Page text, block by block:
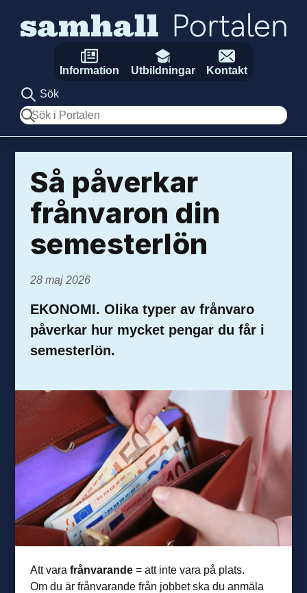
Information Utbildningar
Kontakt
Sök
Sök
Så påverkar
från­varon din
semester­lön
28 maj 2026
EKONOMI. Olika typer av frånvaro
påverkar hur mycket pengar du får i
semesterlön.
Att varafrånvarande = att inte vara på plats.
Om du är frånvarande från jobbet ska du anmäla